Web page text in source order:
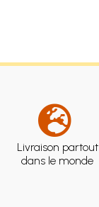
Livraison partout
dans le monde